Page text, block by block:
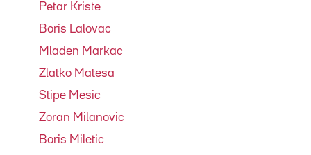
Petar Kriste
Boris Lalovac
Mladen Markac
Zlatko Matesa
Stipe Mesic
Zoran Milanovic
Boris Miletic